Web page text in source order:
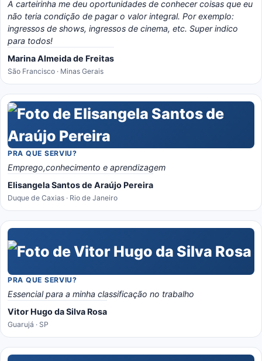
A carteirinha me deu oportunidades de conhecer coisas que eu
não teria condição de pagar o valor integral. Por exemplo:
ingressos de shows, ingressos de cinema, etc. Super indico
para todos!
Marina Almeida de Freitas
São Francisco · Minas Gerais
PRA QUE SERVIU?
Emprego,conhecimento e aprendizagem
Elisangela Santos de Araújo Pereira
Duque de Caxias · Rio de Janeiro
PRA QUE SERVIU?
Essencial para a minha classificação no trabalho
Vitor Hugo da Silva Rosa
Guarujá · SP